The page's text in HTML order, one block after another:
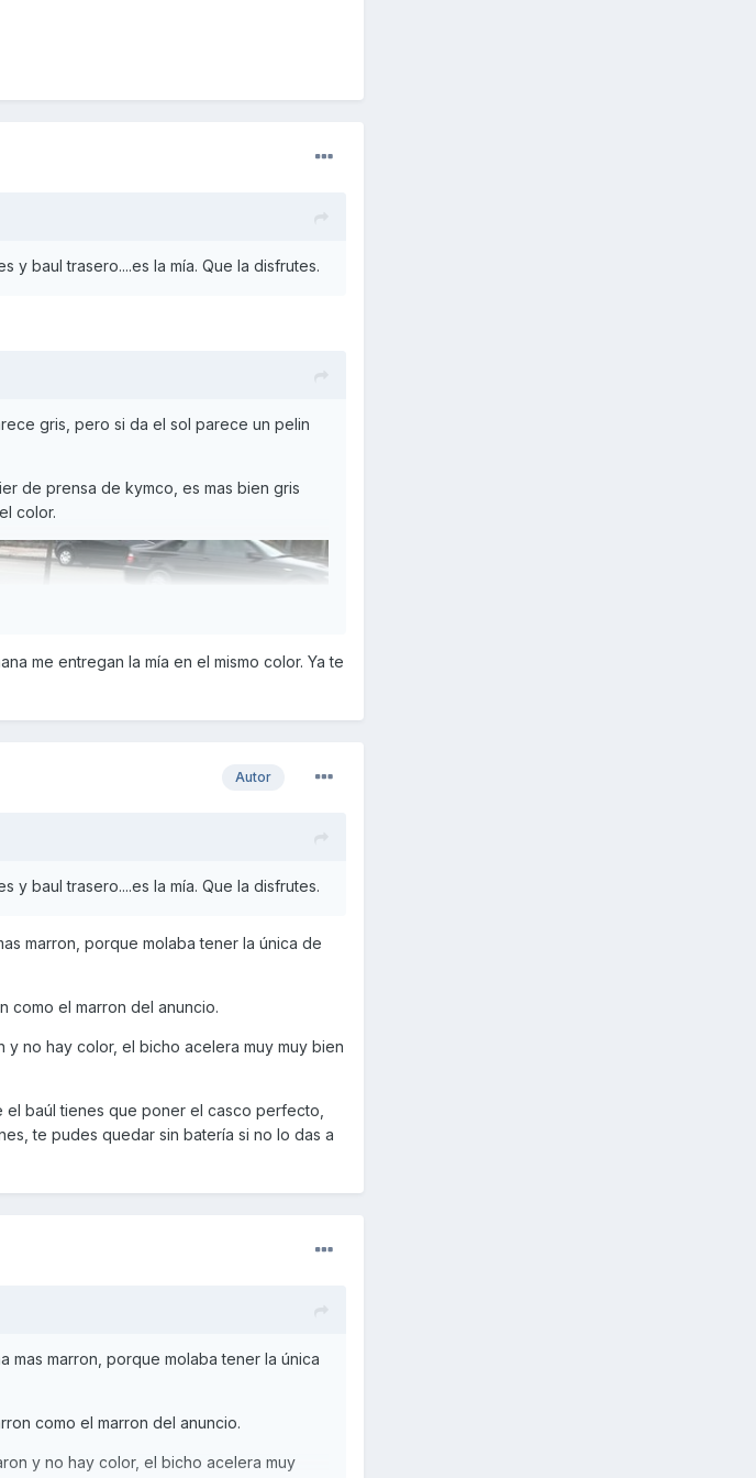
y baul trasero....es la mía. Que la disfrutes.
gris, pero si da el sol parece un pelin
de prensa de kymco, es mas bien gris
color.
me entregan la mía en el mismo color. Ya te
Autor
y baul trasero....es la mía. Que la disfrutes.
marron, porque molaba tener la única de
como el marron del anuncio.
no hay color, el bicho acelera muy muy bien
baúl tienes que poner el casco perfecto,
te pudes quedar sin batería si no lo das a
mas marron, porque molaba tener la única
como el marron del anuncio.
y no hay color, el bicho acelera muy